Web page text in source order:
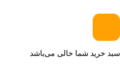
سبد خرید شما خالی می‌باشد